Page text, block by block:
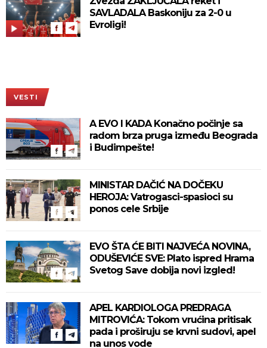
SAVLADALA Baskoniju za 2-0 u
Evroligi!
VESTI
A EVO I KADA Konačno počinje sa
radom brza pruga između Beograda
i Budimpešte!
MINISTAR DAČIĆ NA DOČEKU
HEROJA: Vatrogasci-spasioci su
ponos cele Srbije
EVO ŠTA ĆE BITI NAJVEĆA NOVINA,
ODUŠEVIĆE SVE: Plato ispred Hrama
Svetog Save dobija novi izgled!
APEL KARDIOLOGA PREDRAGA
MITROVIĆA: Tokom vrućina pritisak
pada i proširuju se krvni sudovi, apel
na unos vode